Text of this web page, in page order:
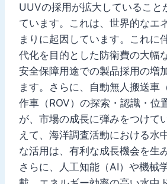
UUVの採用が拡大していること
ています。これは、世界的なエ
まりに起因しています。これに
代化を目的とした防衛費の大幅
安全保障用途での製品採用の増
ます。さらに、自動無人搬送車
作車（ROV）の探索・認識・位
が、市場の成長に弾みをつけて
えて、海洋調査活動における水
な活用は、有利な成長機会を生
さらに、人工知能（AI）や機械